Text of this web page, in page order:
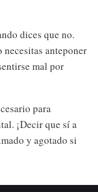
dices que no.
anteponer
mal por
para
¡Decir que sí a
y agotado si